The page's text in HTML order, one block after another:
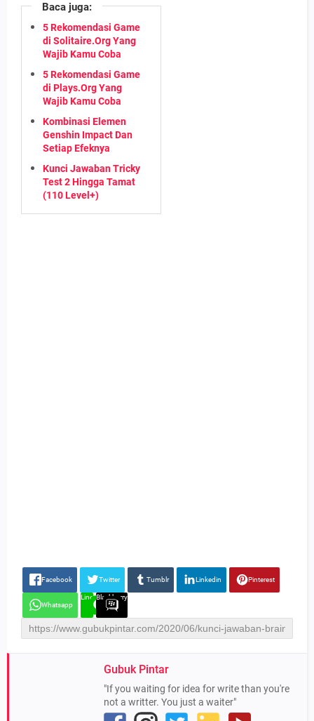
Baca juga:
5 Rekomendasi Game
di Solitaire.Org Yang
Wajib Kamu Coba
5 Rekomendasi Game
di Plays.Org Yang
Wajib Kamu Coba
Kombinasi Elemen
Genshin Impact Dan
Setiap Efeknya
Kunci Jawaban Tricky
Test 2 Hingga Tamat
(110 Level+)
Facebook Twitter Tumblr Linkedin Pinterest
Whatsapp
Line Blackberry
Gubuk Pintar
"If you waiting for idea for write than you're
not a writter. You just a waiter"